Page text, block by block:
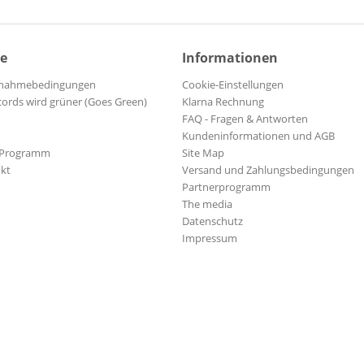
Alpert, Herb
Alverson, Tommy
Alvin, Dave
Amaker, Brent & The Rodeo
Amazing Rhythm Aces
Americans, The
Andersen, Eric
Andersen, Eric
Anderson, John
Anderson, John
wird grüner (Goes Green)
Informationen
Cookie-Einstellungen
Klarna Rechnung
FAQ - Fragen & Antworten
Kundeninformationen und AGB
Site Map
Versand und Zahlungsbedingungen
Partnerprogramm
The media
Datenschutz
Impressum